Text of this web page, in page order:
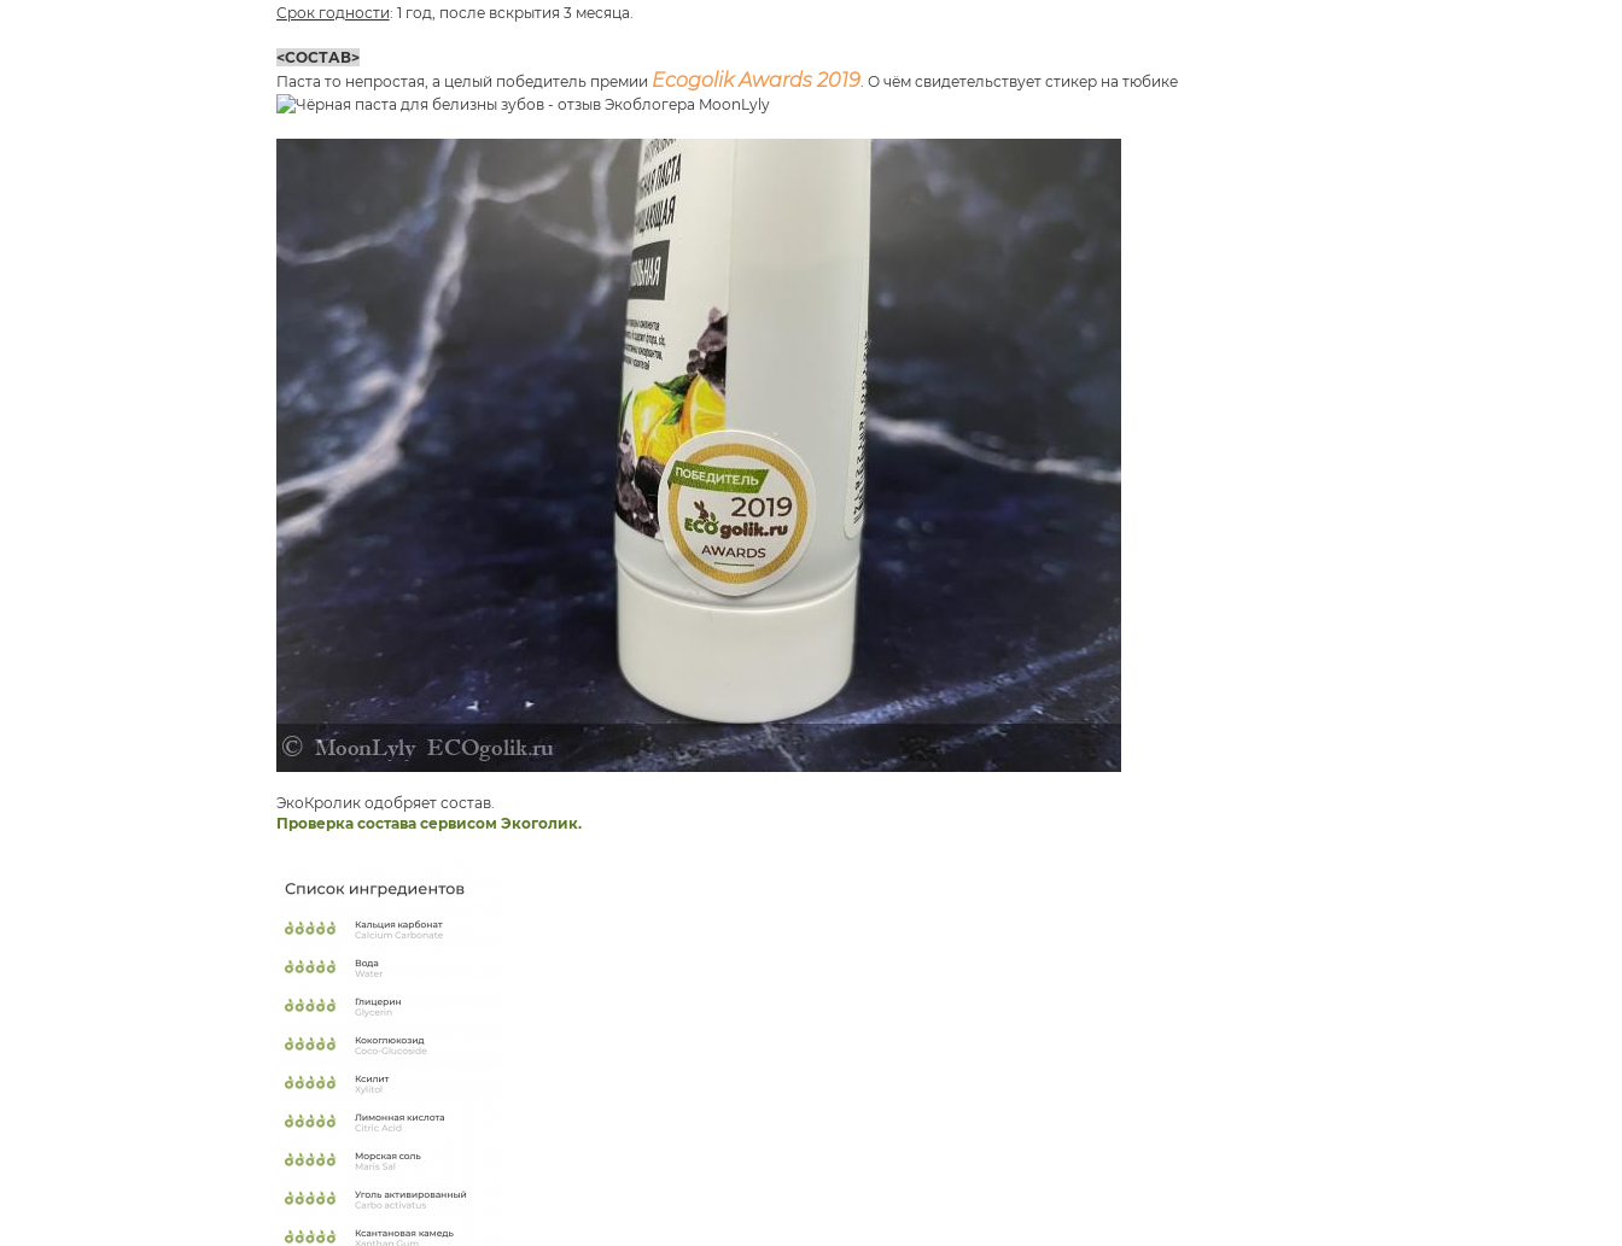
Срок годности: 1 год, после вскрытия 3 месяца.
<СОСТАВ>
Паста то непростая, а целый победитель премии Ecogolik Awards 2019. О чём свидетельствует стикер на тюбике
ЭкоКролик одобряет состав.
Проверка состава сервисом Экоголик.